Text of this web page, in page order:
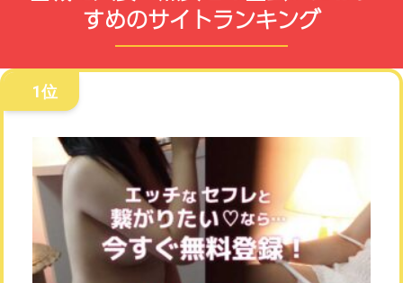
すめのサイトランキング
1位